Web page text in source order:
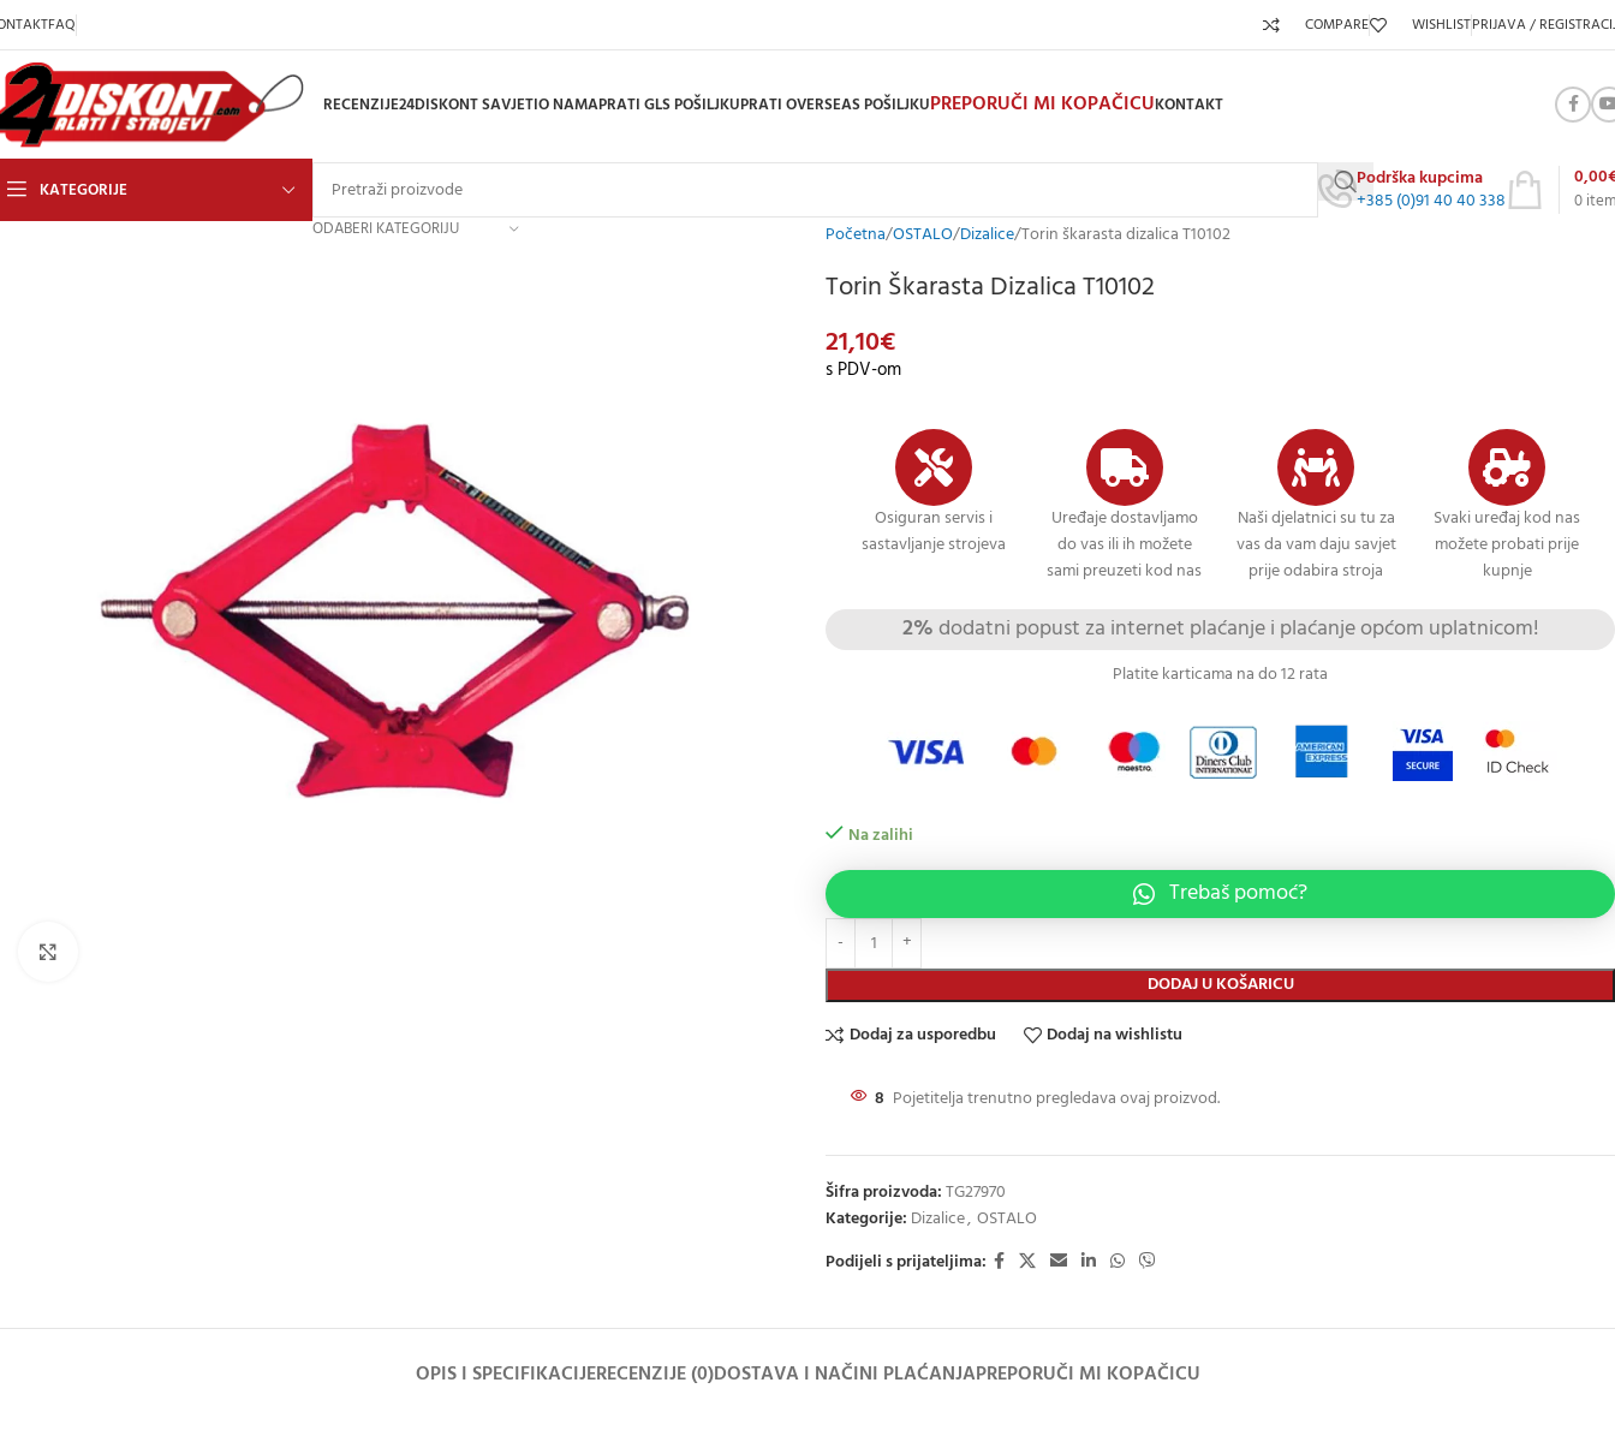
FAQ COMPARE WISHLISTPRIJAVA /
RECENZIJE24DISKONT SAVJETIO NAMAPRATI GLS POŠILJKUPRATI OVERSEAS POŠILJKUPREPORUČI MI KOPAČICUKONTAKT
KATEGORIJE
ODABERI KATEGORIJU
Podrška kupcima
+385 (0)91 40 40 338
0
0,00
Početna OSTALO Dizalice Torin škarasta dizalica T10102
Torin Škarasta Dizalica T10102
21,10€
s PDV-om
Osiguran servis i
sastavljanje strojeva
Uređaje dostavljamo
do vas ili ih možete
sami preuzeti kod nas
Naši djelatnici su tu za
vas da vam daju savjet
prije odabira stroja
Svaki uređaj kod nas
možete probati prije
kupnje
2% dodatni popust za internet plaćanje i plaćanje općom uplatnicom!
Platite karticama na do 12 rata
Na zalihi
DODAJ U KOŠARICU
Trebaš pomoć?
Dodaj za usporedbu Dodaj na wishlistu
8 Pojetitelja trenutno pregledava ovaj proizvod.
Šifra proizvoda:TG27970
Kategorije: Dizalice, OSTALO
Podijeli s prijateljima:
OPIS I SPECIFIKACIJERECENZIJE (0)DOSTAVA I NAČINI PLAĆANJAPREPORUČI MI KOPAČICU